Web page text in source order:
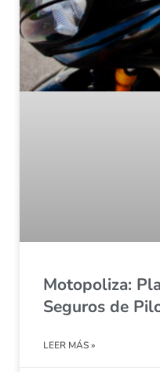
Motopoliza:
Seguros de
LEER MÁS »